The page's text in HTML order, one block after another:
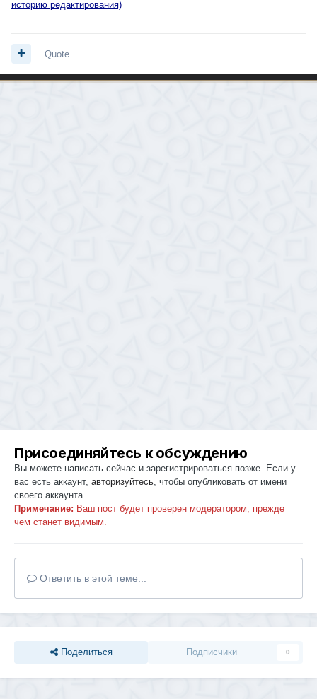
историю редактирования)
Quote
Присоединяйтесь к обсуждению
Вы можете написать сейчас и зарегистрироваться позже. Если у
вас есть аккаунт, авторизуйтесь , чтобы опубликовать от имени
своего аккаунта.
Примечание: Ваш пост будет проверен модератором, прежде
чем станет видимым.
Ответить в этой теме...
Поделиться Подписчики 0